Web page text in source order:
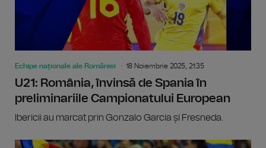
Echipe naționale ale României 18 Noiembrie 2025, 21:35
U21: România, învinsă de Spania în
preliminariile Campionatului European
Ibericii au marcat prin Gonzalo Garcia și Fresneda.